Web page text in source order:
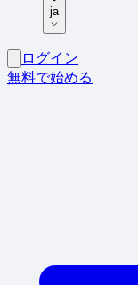
ja
ログイン
無料で始める